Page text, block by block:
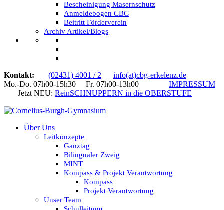
Bescheinigung Masernschutz
Anmeldebogen CBG
Beitritt Förderverein
Archiv Artikel/Blogs
Kontakt: (02431) 4001 / 2
info(at)cbg-erkelenz.de
Mo.-Do. 07h00-15h30 Fr. 07h00-13h00 IMPRESSUM
Jetzt NEU: ReinSCHNUPPERN in die OBERSTUFE
Über Uns
Leitkonzepte
Ganztag
Bilingualer Zweig
MINT
Kompass & Projekt Verantwortung
Kompass
Projekt Verantwortung
Unser Team